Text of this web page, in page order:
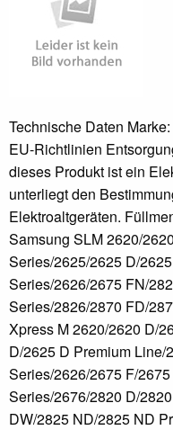
Technische Daten
EU-Richtlinien
dieses Produkt ist ein
unterliegt den
Elektroaltgeräten.
Samsung SLM 2620/
Series/2625/2625 D/
Series/2626/2675 FN/
Series/2826/2870 FD/
Xpress M 2620/2620 D/
D/2625 D Premium
Series/2626/2675 F/
Series/2676/2820 D/
DW/2825 ND/2825 ND